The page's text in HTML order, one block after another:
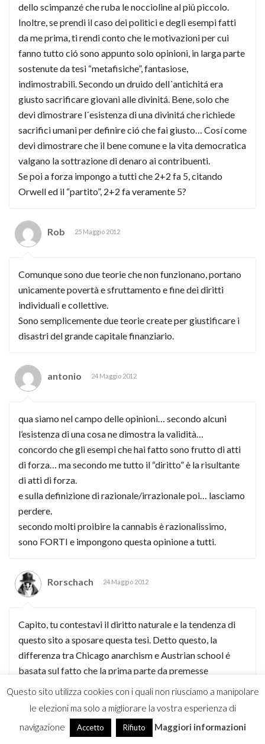
dello scimpanzé che ruba le noccioline al piú piccolo.
Inoltre, se prendi il caso dei politici e degli esempi fatti
da me prima, ti rendi conto che le motivazioni per cui
fanno tutto ció sono appunto solo opinioni, in larga parte
sostenute da tesi “metafisiche”, fantasiose,
indimostrabili. Secondo un druido dell´antichitá era
giusto sacrificare giovani alle divinitá. Bene, solo che
devi dimostrare l´esistenza di una divinitá che richiede
sacrifici umani per definire ció che fai giusto… Cosí come
devi dimostrare che il bene comune e la vita democratica
valgano la sottrazione di denaro ai contribuenti.
Se poi a forza impongo a tutti che 2+2 fa 5, citando
Orwell ed il “partito”, 2+2 fa veramente 5?
Rob 25 Maggio 2012
Comunque sono due teorie che non funzionano, portano
unicamente povertà e sfruttamento e fine dei diritti
individuali e collettive.
Sono semplicemente due teorie create per giustificare i
disastri del grande capitale finanziario.
antonio 24 Maggio 2012
qua siamo nel campo delle opinioni… secondo alcuni
l’esistenza di una cosa ne dimostra la validità…
concordo che gli esempi che hai fatto sono frutto di atti
di forza… ma secondo me tutto il “diritto” è la risultante
di atti di forza.
e sulla definizione di razionale/irrazionale poi… lasciamo
perdere.
secondo molti proibire la cannabis è razionalissimo,
sono FORTI e impongono questa opinione a tutti.
Rorschach 24 Maggio 2012
Capito, tu contestavi il diritto naturale e la tendenza di
questo sito a sposare questa tesi. Detto questo, la
differenza tra Chicago anarchism e Austrian school é
basata sul fatto che la prima parte da premesse
ad un sistema anarchico giusnaturalista, ma fondendo il
concetto di bene con quello di utile. La negazione del
Questo sito utilizza cookies con i quali non riusciamo a manipolare
le elezioni ma solo a migliorare la vostra esperienza di
navigazione
Accetto Rifiuto Maggiori informazioni